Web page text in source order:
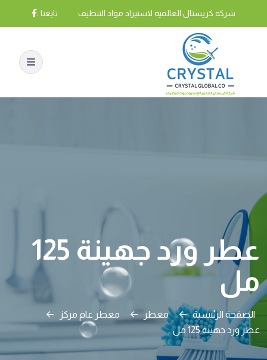
شركة كريستال العالمية لاستيراد مواد التنظيف تابعنا :
عطر ورد جهينة 125
مل
الصفحة الرئيسية معطر
معطر عام مركز
عطر ورد جهينة 125 مل